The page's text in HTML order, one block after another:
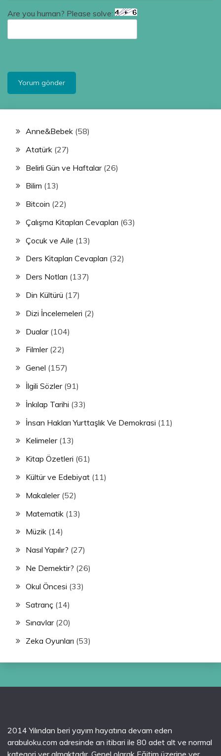
Are you human? Please solve:
Anne&Bebek (58)
Atatürk (27)
Belirli Gün ve Haftalar(26)
Bilim (13)
Bitcoin (22)
Çalışma Kitapları Cevapları (63)
Çocuk ve Aile (13)
Ders Kitapları Cevapları (32)
Ders Notları (137)
Din Kültürü (17)
Dizi İncelemeleri (2)
Dualar(104)
Filmler(22)
Genel (157)
İlgili Sözler(91)
İnkılap Tarihi (33)
İnsan Hakları Yurttaşlık Ve Demokrasi (11)
Kelimeler(13)
Kitap Özetleri (61)
Kültür ve Edebiyat (11)
Makaleler(52)
Matematik (13)
Müzik (14)
Nasıl Yapılır? (27)
Ne Demektir? (26)
Okul Öncesi (33)
Satranç (14)
Sınavlar(20)
Zeka Oyunları (53)
2014 Yılından beri yayım hayatına devam eden
arabuloku.com adresinde an itibari ile 80 adet alt ve normal